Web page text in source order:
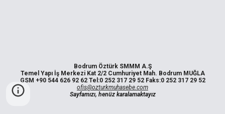
Bodrum Öztürk SMMM A.Ş
Temel Yapı İş Merkezi Kat 2/2 Cumhuriyet Mah. Bodrum MUĞLA
GSM +90 544 626 92 62 Tel:0 252 317 29 52 Faks:0 252 317 29 52
ofis@ozturkmuhasebe.com
Sayfamızı, henüz karalamaktayız